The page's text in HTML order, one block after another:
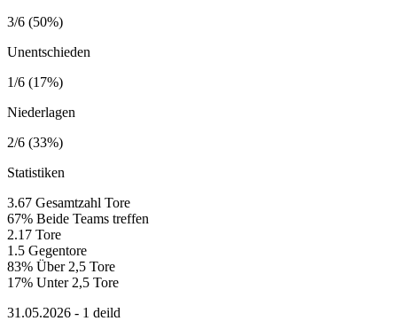
3/6 (50%)
Unentschieden
1/6 (17%)
Niederlagen
2/6 (33%)
Statistiken
3.67 Gesamtzahl Tore
67% Beide Teams treffen
2.17 Tore
1.5 Gegentore
83% Über 2,5 Tore
17% Unter 2,5 Tore
31.05.2026 - 1 deild